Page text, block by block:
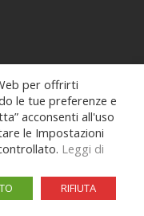
per offrirti
le tue preferenze e
acconsenti all'uso
le Impostazioni
Leggi di
RIFIUTA